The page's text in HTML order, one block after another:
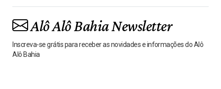
Alô Alô Bahia Newsletter
Inscreva-se grátis para receber as novidades e informações do Alô
Alô Bahia